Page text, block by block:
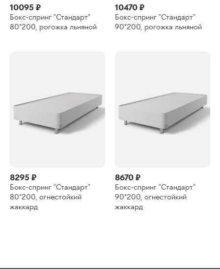
10095 ₽
Бокс-спринг "Стандарт"
80*200, рогожка льняной
10470 ₽
Бокс-спринг "Стандарт"
90*200, рогожка льняной
8295 ₽
Бокс-спринг "Стандарт"
80*200, огнестойкий
жаккард
8670 ₽
Бокс-спринг "Стандарт"
90*200, огнестойкий
жаккард